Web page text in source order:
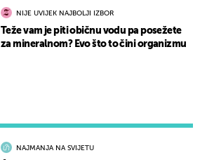
NAJMANJA NA SVIJETU
NIJE UVIJEK NAJBOLJI IZBOR
Teže vam je piti običnu vodu pa posežete
za mineralnom? Evo što to čini organizmu